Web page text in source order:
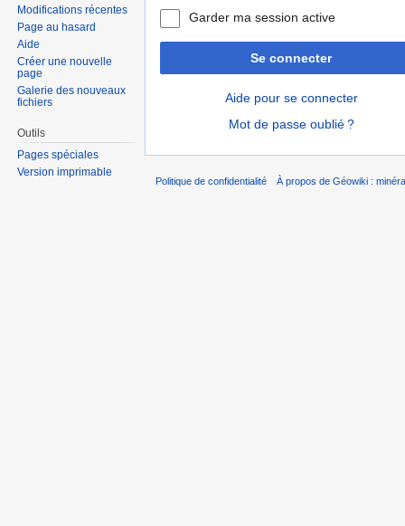
Garder ma session active
Se connecter
Aide pour se connecter
Mot de passe oublié ?
Modifications récentes
Page au hasard
Aide
Créer une nouvelle
page
Galerie des nouveaux
fichiers
Outils
Pages spéciales
Version imprimable
Politique de confidentialité À propos de Géowiki :